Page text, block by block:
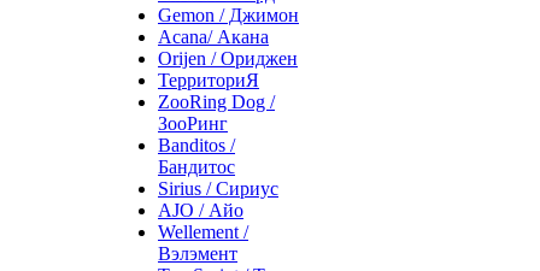
Gemon / Джимон
Acana/ Акана
Orijen / Ориджен
ТерриториЯ
ZooRing Dog /
ЗооРинг
Banditos /
Бандитос
Sirius / Сириус
AJO / Айо
Wellement /
Вэлэмент